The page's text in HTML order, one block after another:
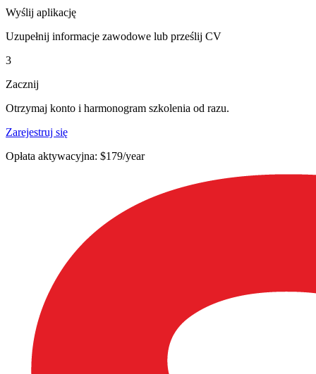
Wyślij aplikację
Uzupełnij informacje zawodowe lub prześlij CV
3
Zacznij
Otrzymaj konto i harmonogram szkolenia od razu.
Zarejestruj się
Opłata aktywacyjna: $179/year